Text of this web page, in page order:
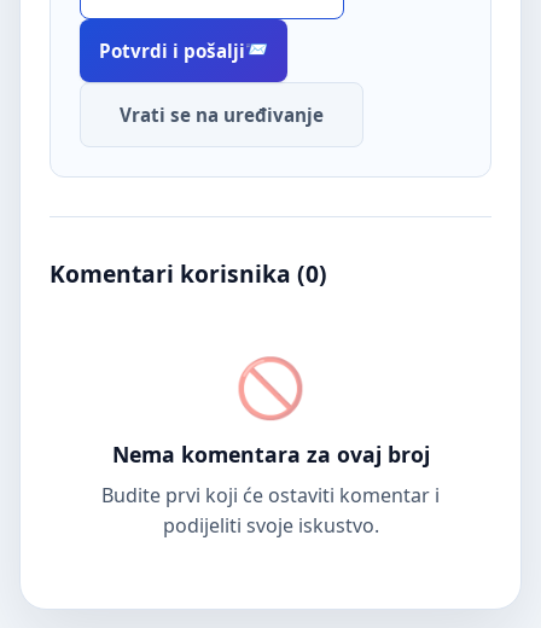
Potvrdi i pošalji
Vrati se na uređivanje
Komentari korisnika (0)
Nema komentara za ovaj broj
Budite prvi koji će ostaviti komentar i
podijeliti svoje iskustvo.